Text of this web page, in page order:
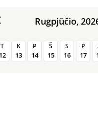
Rugpjūčio,
T
12
K
13
P
14
Š
15
S
16
P
17